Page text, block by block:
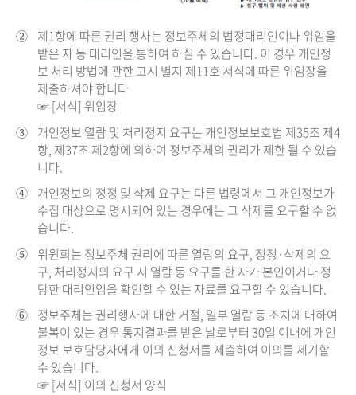
② 제1항에 따른 권리 행사는 정보주체의 법정대리인이나 위임을
받은 자 등 대리인을 통하여 하실 수 있습니다. 이 경우 개인정
보 처리 방법에 관한 고시 별지 제11호 서식에 따른 위임장을
제출하셔야 합니다
☞ [서식] 위임장
③ 개인정보 열람 및 처리정지 요구는 개인정보보호법 제35조 제4
항, 제37조 제2항에 의하여 정보주체의 권리가 제한 될 수 있습
니다.
④ 개인정보의 정정 및 삭제 요구는 다른 법령에서 그 개인정보가
수집 대상으로 명시되어 있는 경우에는 그 삭제를 요구할 수 없
습니다.
⑤ 위원회는 정보주체 권리에 따른 열람의 요구, 정정·삭제의 요
구, 처리정지의 요구 시 열람 등 요구를 한 자가 본인이거나 정
당한 대리인임을 확인할 수 있는 자료를 요구할 수 있습니다.
⑥ 정보주체는 권리행사에 대한 거절, 일부 열람 등 조치에 대하여
불복이 있는 경우 통지결과를 받은 날로부터 30일 이내에 개인
정보 보호담당자에게 이의 신청서를 제출하여 이의를 제기할
수 있습니다.
☞ [서식] 이의 신청서 양식